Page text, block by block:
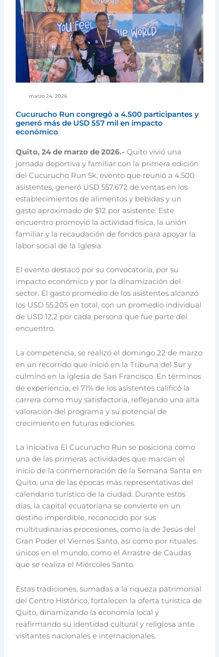
marzo 24, 2026
Cucurucho Run congregó a 4.500 participantes y
generó más de USD 557 mil en impacto
económico
Quito, 24 de marzo de 2026.- Quito vivió una
jornada deportiva y familiar con la primera edición
del Cucurucho Run 5k, evento que reunió a 4.500
asistentes, generó USD 557.672 de ventas en los
establecimientos de alimentos y bebidas y un
gasto aproximado de $12 por asistente. Este
encuentro promovió la actividad física, la unión
familiar y la recaudación de fondos para apoyar la
labor social de la Iglesia.
El evento destacó por su convocatoria, por su
impacto económico y por la dinamización del
sector. El gasto promedio de los asistentes alcanzó
los USD 55.205 en total, con un promedio individual
de USD 12,2 por cada persona que fue parte del
encuentro.
La competencia, se realizó el domingo 22 de marzo
en un recorrido que inició en la Tribuna del Sur y
culminó en la iglesia de San Francisco. En términos
de experiencia, el 71% de los asistentes calificó la
carrera como muy satisfactoria, reflejando una alta
valoración del programa y su potencial de
crecimiento en futuras ediciones.
La iniciativa El Cucurucho Run se posiciona como
una de las primeras actividades que marcan el
inicio de la conmemoración de la Semana Santa en
Quito, una de las épocas más representativas del
calendario turístico de la ciudad. Durante estos
días, la capital ecuatoriana se convierte en un
destino imperdible, reconocido por sus
multitudinarias procesiones, como la de Jesús del
Gran Poder el Viernes Santo, así como por rituales
únicos en el mundo, como el Arrastre de Caudas
que se realiza el Miércoles Santo.
Estas tradiciones, sumadas a la riqueza patrimonial
del Centro Histórico, fortalecen la oferta turística de
Quito, dinamizando la economía local y
reafirmando su identidad cultural y religiosa ante
visitantes nacionales e internacionales.